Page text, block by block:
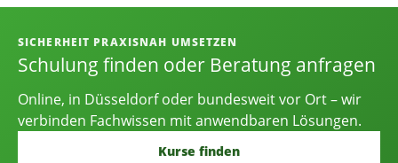
Informationen, Kontakt und
SICHERHEIT PRAXISNAH UMSETZEN
Schulung finden oder Beratung anfragen
Online, in Düsseldorf oder bundesweit vor Ort – wir
verbinden Fachwissen mit anwendbaren Lösungen.
Kurse finden